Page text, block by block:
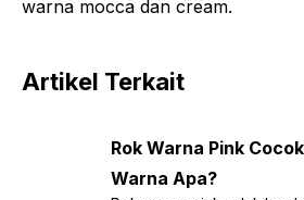
warna mocca dan cream.
Artikel Terkait
Rok Warna Pink
Warna Apa?